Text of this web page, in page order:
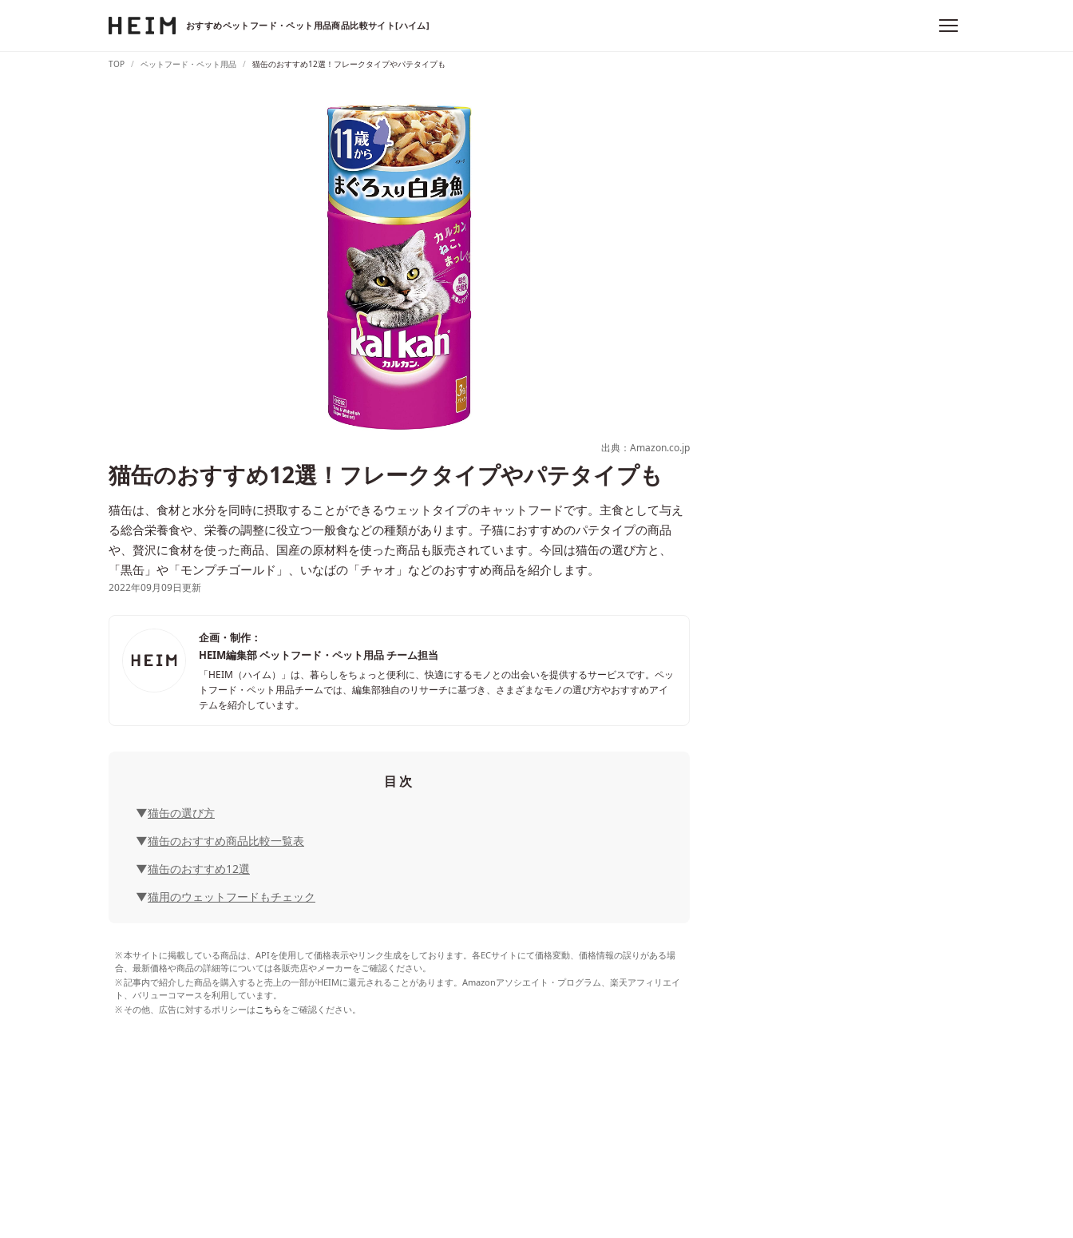
おすすめペットフード・ペット用品商品比較サイト[ハイム]
TOP ペットフード・ペット用品 猫缶のおすすめ12選！フレークタイプやパテタイプも
出典：Amazon.co.jp
猫缶のおすすめ12選！フレークタイプやパテタイプも
猫缶は、食材と水分を同時に摂取することができるウェットタイプのキャットフードです。主食として与え
る総合栄養食や、栄養の調整に役立つ一般食などの種類があります。子猫におすすめのパテタイプの商品
や、贅沢に食材を使った商品、国産の原材料を使った商品も販売されています。今回は猫缶の選び方と、
「黒缶」や「モンプチゴールド」、いなばの「チャオ」などのおすすめ商品を紹介します。
2022年09月09日更新
企画・制作：
HEIM編集部 ペットフード・ペット用品 チーム担当
「HEIM（ハイム）」は、暮らしをちょっと便利に、快適にするモノとの出会いを提供するサービスです。ペッ
トフード・ペット用品チームでは、編集部独自のリサーチに基づき、さまざまなモノの選び方やおすすめアイ
テムを紹介しています。
目次
猫缶の選び方
猫缶のおすすめ商品比較一覧表
猫缶のおすすめ12選
猫用のウェットフードもチェック
本サイトに掲載している商品は、APIを使用して価格表示やリンク生成をしております。各ECサイトにて価格変動、価格情報の誤りがある場
合、最新価格や商品の詳細等については各販売店やメーカーをご確認ください。
記事内で紹介した商品を購入すると売上の一部がHEIMに還元されることがあります。Amazonアソシエイト・プログラム、楽天アフィリエイ
ト、バリューコマースを利用しています。
その他、広告に対するポリシーは こちらをご確認ください。